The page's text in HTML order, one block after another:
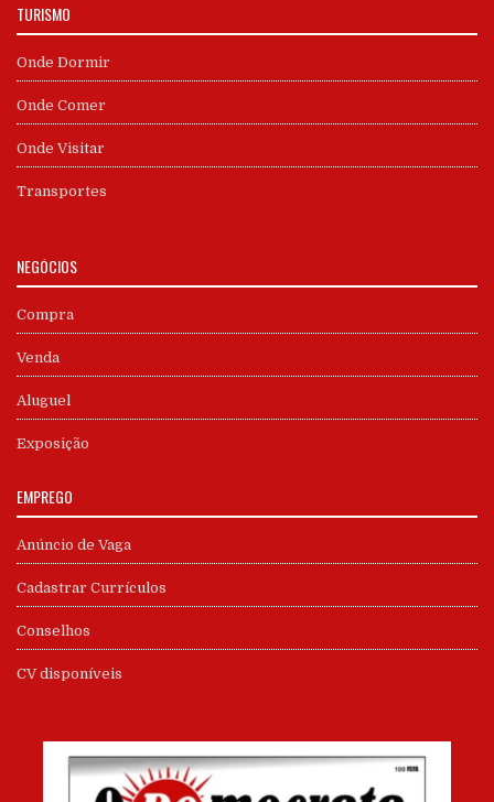
TURISMO
Onde Dormir
Onde Comer
Onde Visitar
Transportes
NEGÓCIOS
Compra
Venda
Aluguel
Exposição
EMPREGO
Anúncio de Vaga
Cadastrar Currículos
Conselhos
CV disponíveis